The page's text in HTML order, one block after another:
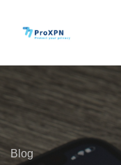
Blog